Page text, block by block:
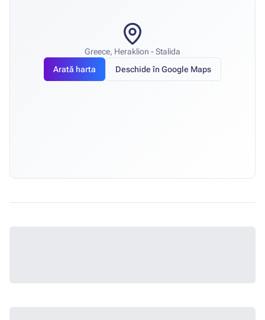
Greece, Heraklion - Stalida
Arată harta
Deschide în Google Maps